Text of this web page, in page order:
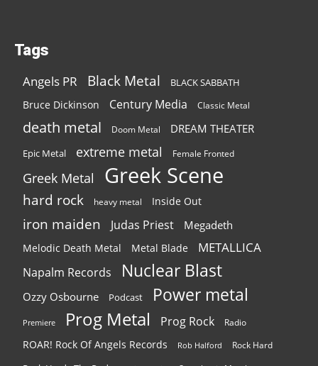
Tags
Angels PR Black Metal BLACK SABBATH
Bruce Dickinson Century Media Classic Metal
death metal Doom Metal DREAM THEATER
Epic Metal extreme metal Female Fronted
Greek Metal Greek Scene
hard rock heavy metal Inside Out
iron maiden Judas Priest Megadeth
Melodic Death Metal Metal Blade METALLICA
Napalm Records Nuclear Blast
Ozzy Osbourne Podcast Power metal
Premiere Prog Metal Prog Rock Radio
ROAR! Rock Of Angels Records Rob Halford Rock Hard